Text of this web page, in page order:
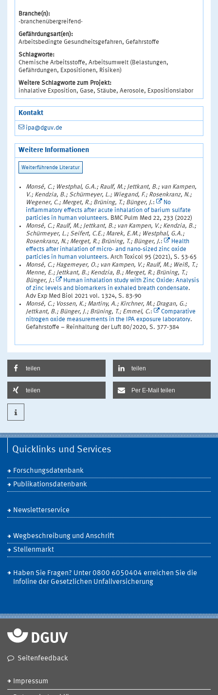
Branche(n):
-branchenübergreifend-
Gefährdungsart(en):
Arbeitsbedingte Gesundheitsgefahren, Gefahrstoffe
Schlagworte:
Chemische Arbeitsstoffe, Arbeitsumwelt (Belastungen,
Gefährdungen, Expositionen, Risiken)
Weitere Schlagworte zum Projekt:
inhalative Exposition, Gase, Stäube, Aerosole, Expositionslabor
Kontakt
ipa@dguv.de
Weitere Informationen
Monsé, C.; Westphal, G.A.; Raulf, M.; Jettkant, B.; van Kampen,
V.; Kendzia, B.; Schürmeyer, L.; Wiegand, F.; Rosenkranz, N.;
Wegener, C.; Merget, R.; Brüning, T.; Bünger, J.:
No
inflammatory effects after acute inhalation of barium sulfate
particles in human volunteers. BMC Pulm Med 22, 233 (2022)
Monsé, C.; Raulf, M.; Jettkant, B.; van Kampen, V.; Kendzia, B.;
Schürmeyer, L.; Seifert, C.E.; Marek, E.M.; Westphal, G.A.;
Rosenkranz, N.; Merget, R.; Brüning, T.; Bünger, J.:
Health
effects after inhalation of micro- and nano-sized zinc oxide
particles in human volunteers. Arch Toxicol 95 (2021), S. 53-65
Monsé, C.; Hagemeyer, O.; van Kampen, V.; Raulf, M.; Weiß, T.;
Menne, E.; Jettkant, B.; Kendzia, B.; Merget, R.; Brüning, T.;
Bünger, J.:
Human inhalation study with Zinc Oxide: Analysis
of zinc levels and biomarkers in exhaled breath condensate.
Adv Exp Med Biol 2021 vol. 1324, S. 83-90
Monsé, C.; Vossen, K.; Martiny, A.; Kirchner, M.; Dragan, G.;
Jettkant, B.; Bünger, J.; Brüning, T.; Emmel, C.:
Comparative
nitrogen oxide measurements in the IPA exposure laboratory.
Gefahrstoffe – Reinhaltung der Luft 80/2020, S. 377-384
teilen teilen
teilen Per E-Mail teilen
Quicklinks und Services
Forschungsdatenbank
Publikationsdatenbank
Newsletterservice
Wegbeschreibung und Anschrift
Stellenmarkt
Haben Sie Fragen? Unter 0800 6050404 erreichen Sie die
Infoline der Gesetzlichen Unfallversicherung
Seitenfeedback
Impressum